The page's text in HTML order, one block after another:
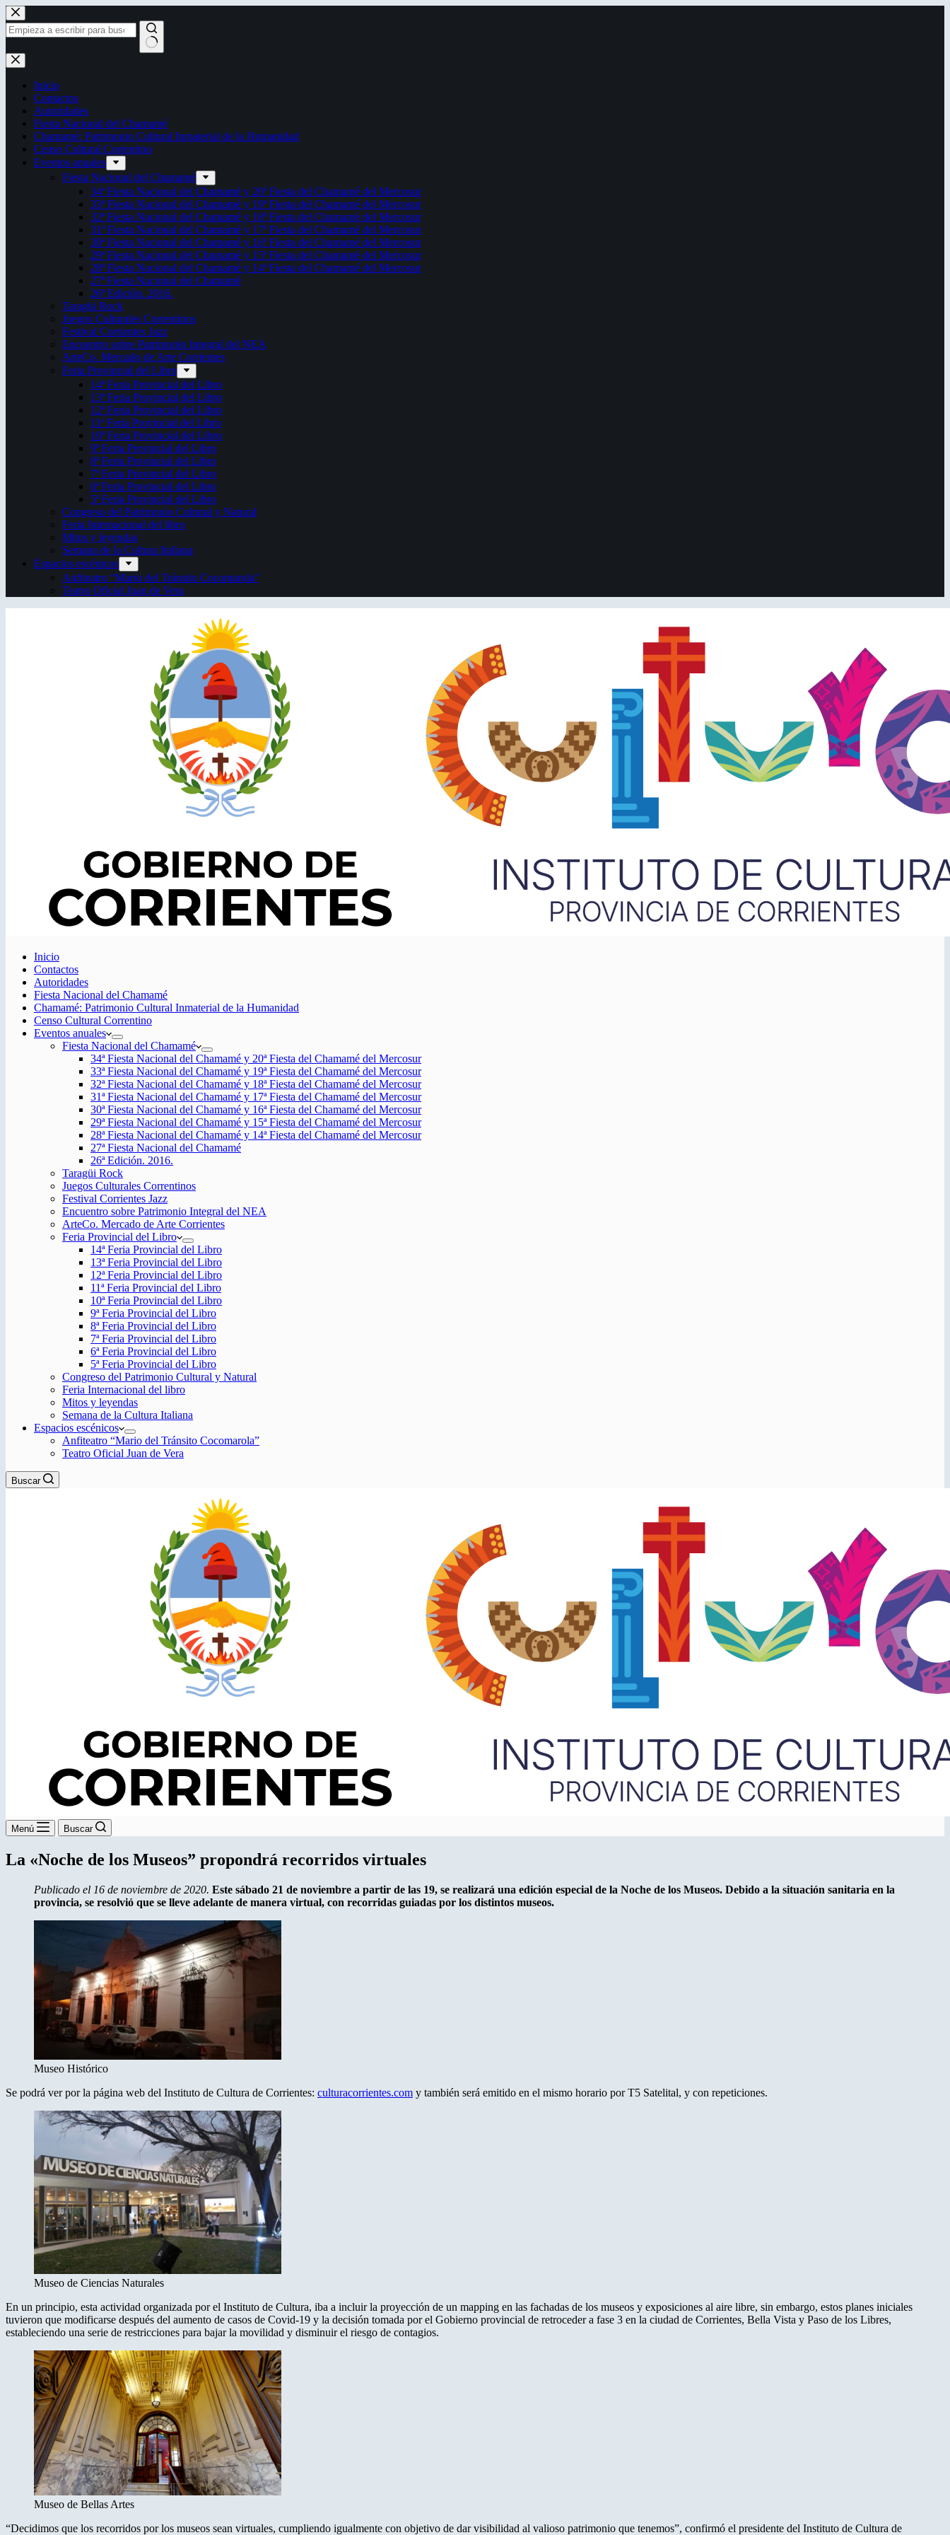
Saltar
al
contenido
Sin
resultados
Inicio
Contactos
Autoridades
Fiesta Nacional del Chamamé
Chamamé: Patrimonio Cultural Inmaterial de la Humanidad
Censo Cultural Correntino
Eventos anuales
Fiesta Nacional del Chamamé
34ª Fiesta Nacional del Chamamé y 20ª Fiesta del Chamamé del Mercosur
33ª Fiesta Nacional del Chamamé y 19ª Fiesta del Chamamé del Mercosur
32ª Fiesta Nacional del Chamamé y 18ª Fiesta del Chamamé del Mercosur
31ª Fiesta Nacional del Chamamé y 17ª Fiesta del Chamamé del Mercosur
30ª Fiesta Nacional del Chamamé y 16ª Fiesta del Chamamé del Mercosur
29ª Fiesta Nacional del Chamamé y 15ª Fiesta del Chamamé del Mercosur
28ª Fiesta Nacional del Chamamé y 14ª Fiesta del Chamamé del Mercosur
27ª Fiesta Nacional del Chamamé
26ª Edición. 2016.
Taragüi Rock
Juegos Culturales Correntinos
Festival Corrientes Jazz
Encuentro sobre Patrimonio Integral del NEA
ArteCo. Mercado de Arte Corrientes
Feria Provincial del Libro
14ª Feria Provincial del Libro
13ª Feria Provincial del Libro
12ª Feria Provincial del Libro
11ª Feria Provincial del Libro
10ª Feria Provincial del Libro
9ª Feria Provincial del Libro
8ª Feria Provincial del Libro
7ª Feria Provincial del Libro
6ª Feria Provincial del Libro
5ª Feria Provincial del Libro
Congreso del Patrimonio Cultural y Natural
Feria Internacional del libro
Mitos y leyendas
Semana de la Cultura Italiana
Espacios escénicos
Anfiteatro “Mario del Tránsito Cocomarola”
Teatro Oficial Juan de Vera
Inicio
Contactos
Autoridades
Fiesta Nacional del Chamamé
Chamamé: Patrimonio Cultural Inmaterial de la Humanidad
Censo Cultural Correntino
Eventos anuales
Fiesta Nacional del Chamamé
34ª Fiesta Nacional del Chamamé y 20ª Fiesta del Chamamé del Mercosur
33ª Fiesta Nacional del Chamamé y 19ª Fiesta del Chamamé del Mercosur
32ª Fiesta Nacional del Chamamé y 18ª Fiesta del Chamamé del Mercosur
31ª Fiesta Nacional del Chamamé y 17ª Fiesta del Chamamé del Mercosur
30ª Fiesta Nacional del Chamamé y 16ª Fiesta del Chamamé del Mercosur
29ª Fiesta Nacional del Chamamé y 15ª Fiesta del Chamamé del Mercosur
28ª Fiesta Nacional del Chamamé y 14ª Fiesta del Chamamé del Mercosur
27ª Fiesta Nacional del Chamamé
26ª Edición. 2016.
Taragüi Rock
Juegos Culturales Correntinos
Festival Corrientes Jazz
Encuentro sobre Patrimonio Integral del NEA
ArteCo. Mercado de Arte Corrientes
Feria Provincial del Libro
14ª Feria Provincial del Libro
13ª Feria Provincial del Libro
12ª Feria Provincial del Libro
11ª Feria Provincial del Libro
10ª Feria Provincial del Libro
9ª Feria Provincial del Libro
8ª Feria Provincial del Libro
7ª Feria Provincial del Libro
6ª Feria Provincial del Libro
5ª Feria Provincial del Libro
Congreso del Patrimonio Cultural y Natural
Feria Internacional del libro
Mitos y leyendas
Semana de la Cultura Italiana
Espacios escénicos
Anfiteatro “Mario del Tránsito Cocomarola”
Teatro Oficial Juan de Vera
Buscar
Menú Buscar
La «Noche de los Museos” propondrá recorridos virtuales
Publicado el 16 de noviembre de 2020. Este sábado 21 de noviembre a partir de las 19, se realizará una edición especial de la Noche de los Museos. Debido a la situación sanitaria en la
provincia, se resolvió que se lleve adelante de manera virtual, con recorridas guiadas por los distintos museos.
Museo Histórico
Se podrá ver por la página web del Instituto de Cultura de Corrientes: culturacorrientes.com y también será emitido en el mismo horario por T5 Satelital, y con repeticiones.
Museo de Ciencias Naturales
En un principio, esta actividad organizada por el Instituto de Cultura, iba a incluir la proyección de un mapping en las fachadas de los museos y exposiciones al aire libre, sin embargo, estos planes iniciales
tuvieron que modificarse después del aumento de casos de Covid-19 y la decisión tomada por el Gobierno provincial de retroceder a fase 3 en la ciudad de Corrientes, Bella Vista y Paso de los Libres,
estableciendo una serie de restricciones para bajar la movilidad y disminuir el riesgo de contagios.
Museo de Bellas Artes
“Decidimos que los recorridos por los museos sean virtuales, cumpliendo igualmente con objetivo de dar visibilidad al valioso patrimonio que tenemos”, confirmó el presidente del Instituto de Cultura de